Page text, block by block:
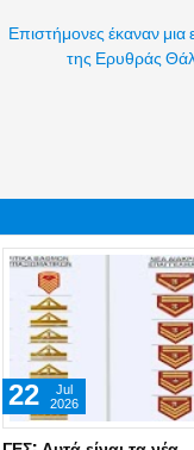
Επιστήμονες έκαναν
της Ερυθράς
01
Jun
2026